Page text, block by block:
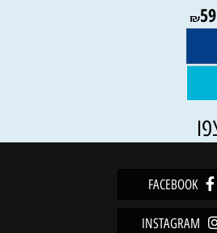
₪59
FACEBOOK
INSTAGRAM